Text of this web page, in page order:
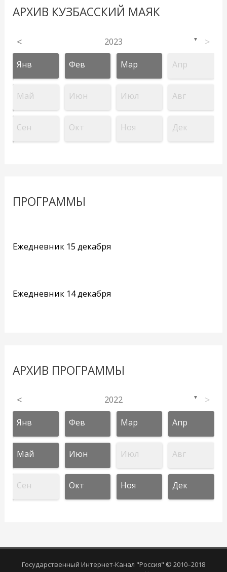
АРХИВ КУЗБАССКИЙ МАЯК
< 2023 ▼ >
Янв Фев Мар Апр
Май Июн Июл Авг
Сен Окт Ноя Дек
ПРОГРАММЫ
Ежедневник 15 декабря
Ежедневник 14 декабря
АРХИВ ПРОГРАММЫ
< 2022 ▼ >
Янв Фев Мар Апр
Май Июн Июл Авг
Сен Окт Ноя Дек
Государственный Интернет-Канал "Россия" © 2010–2018